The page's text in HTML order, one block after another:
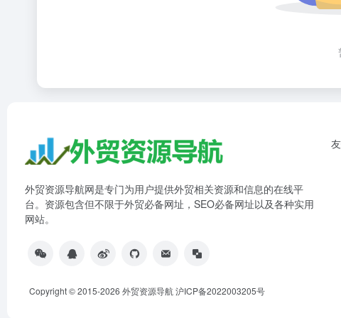
外贸资源导航网是专门为用户提供外贸相关资源和信息的在线平
台。资源包含但不限于外贸必备网址，SEO必备网址以及各种实用
网站。
Copyright © 2015-2026 外贸资源导航沪ICP备2022003205号